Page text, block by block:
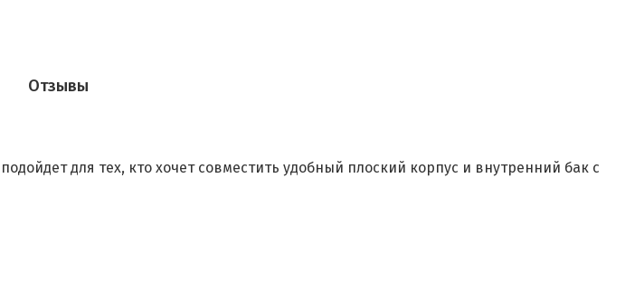
Отзывы
для тех, кто хочет совместить удобный плоский корпус и внутренний бак с